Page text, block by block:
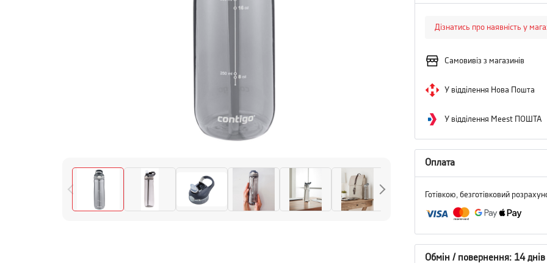
Дізнатись про наявність у
Самовивіз з магазинів
У відділення Нова Пошта
У відділення Meest ПОШТА
Оплата
Готівкою, безготівковий
Обмін / повернення: 14 днів